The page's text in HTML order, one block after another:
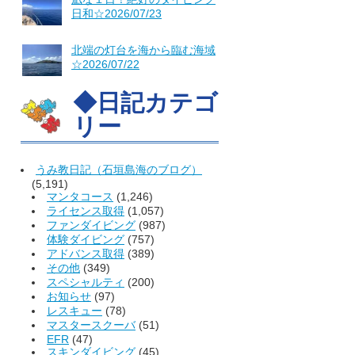
日和☆2026/07/23
北端の灯台を海から臨む海域
☆2026/07/22
◆日記カテゴ
リー
うみ教日記（石垣島海のブログ）
(5,191)
マンタコース (1,246)
ライセンス取得 (1,057)
ファンダイビング (987)
体験ダイビング (757)
アドバンス取得 (389)
その他 (349)
スペシャルティ (200)
お知らせ (97)
レスキュー (78)
マスタースクーバ(51)
EFR (47)
スキンダイビング (45)